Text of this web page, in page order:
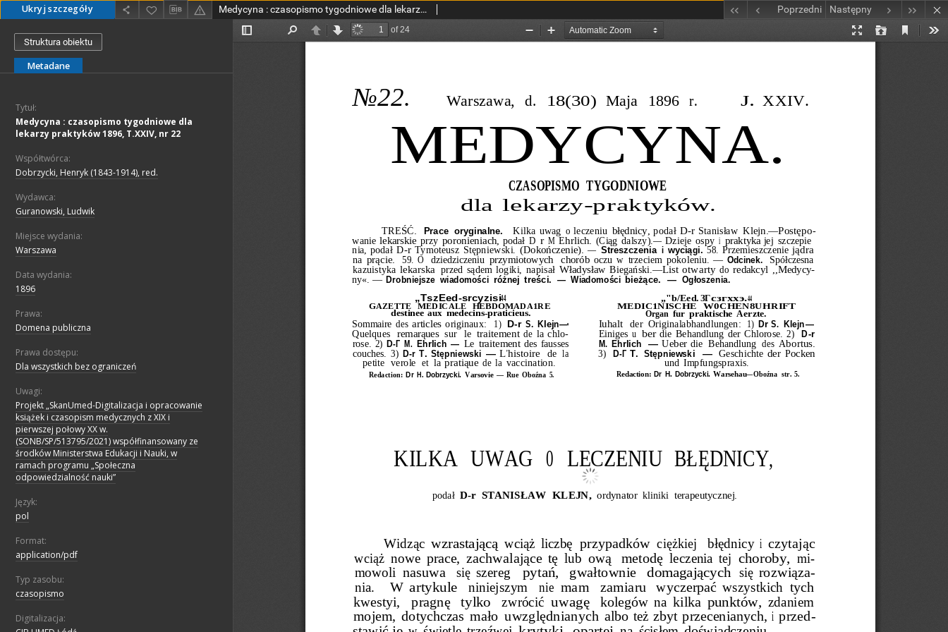
Ukryj szczegóły Medycyna : czasopismo tygodniowe dla lekarzy praktyków 1896, T.XXIV, nr 22 Poprzedni Następny
Struktura obiektu
Metadane
Tytuł:
Medycyna : czasopismo tygodniowe dla
lekarzy praktyków 1896, T.XXIV, nr 22
Współtwórca:
Dobrzycki, Henryk (1843-1914), red.
Wydawca:
Guranowski, Ludwik
Miejsce wydania:
Warszawa
Data wydania:
1896
Prawa:
Domena publiczna
Prawa dostępu:
Dla wszystkich bez ograniczeń
Uwagi:
Projekt „SkanUmed-Digitalizacja i opracowanie
książek i czasopism medycznych z XIX i
pierwszej połowy XX w.
(SONB/SP/513795/2021) współfinansowany ze
środków Ministerstwa Edukacji i Nauki, w
ramach programu „Społeczna
odpowiedzialność nauki”
Język:
pol
Format:
application/pdf
Typ zasobu:
czasopismo
Digitalizacja: